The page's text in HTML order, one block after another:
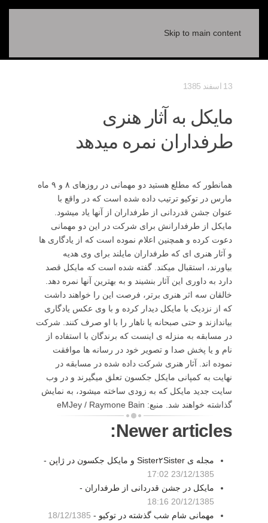
Skip to main content
13 اسفند 1385
مایکل به آثار هنری
طرفداران نمره میدهد
همانطور که مطلع هستید دو مهمانی در روزهای ۸ و ۹ ماه
مارس در توکیو ترتیب داده شده است که در واقع با
عنوان جشن قدردانی از طرفداران از آنها یاد میشود.
مایکل از طرفدارانش برای شرکت در این دو مهمانی
دعوت کرده و همچنین اعلام نموده است که از یادگاری ها
و آثار هنری ای که طرفداران مایلند برای وی هدیه
بیاورند، استقبال میکند. گفته شده است که مایکل قصد
دارد به داوری این آثار بنشیند و به بهترین آنها نمره دهد.
خالقان سه اثر هنری برتر، فرصت این را خواهند داشت
که از نزدیک با مایکل دیدار کرده و با وی عکس یادگاری
بیاندازند و حتی صبحانه یا ناهار را با او صرف کنند. شرکت
در مسابقه به منزله ی اینست که برندگان با استفاده از
نام و یا پخش صدا و تصویر خود در رسانه ها موافقت
نموده اند. آثار هنری شرکت داده شده در مسابقه در
نهایت به کمپانی مایکل جکسون تعلق میگیرند و در وب
سایت جدید مایکل که به زودی ساخته میشود، به نمایش
گذاشته خواهند شد. منبع: eMJey / Raymone Bain
Newer articles:
مجله ی Sister۲Sister و مایکل جکسون در ژاپن -
23/12/1385 17:02
مایکل در جشن قدردانی از طرفداران -
20/12/1385 18:16
مهمانی شام شب گذشته در توکیو - 18/12/1385